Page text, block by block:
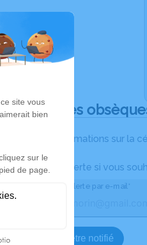
Déroulé des
Les informations sur la
Activez une alerte si vous
Recevoir une alerte par e-mail*
Je veux être notifié